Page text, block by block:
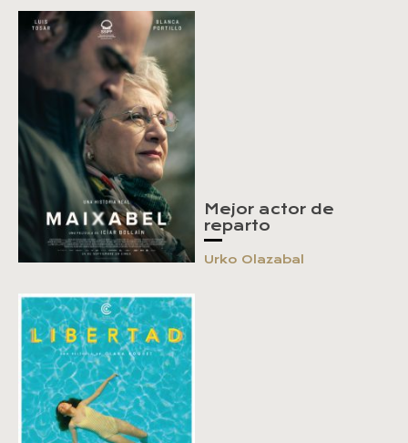
Mejor actor de
reparto
Urko Olazabal